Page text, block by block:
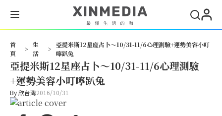
首
頁
>
生
活
>
亞提米斯12星座占卜～10/31-11/6心理測驗+運勢美容小叮
嚀趴兔
亞提米斯12星座占卜～10/31-11/6心理測驗
+運勢美容小叮嚀趴兔
By欣台灣2016/10/31